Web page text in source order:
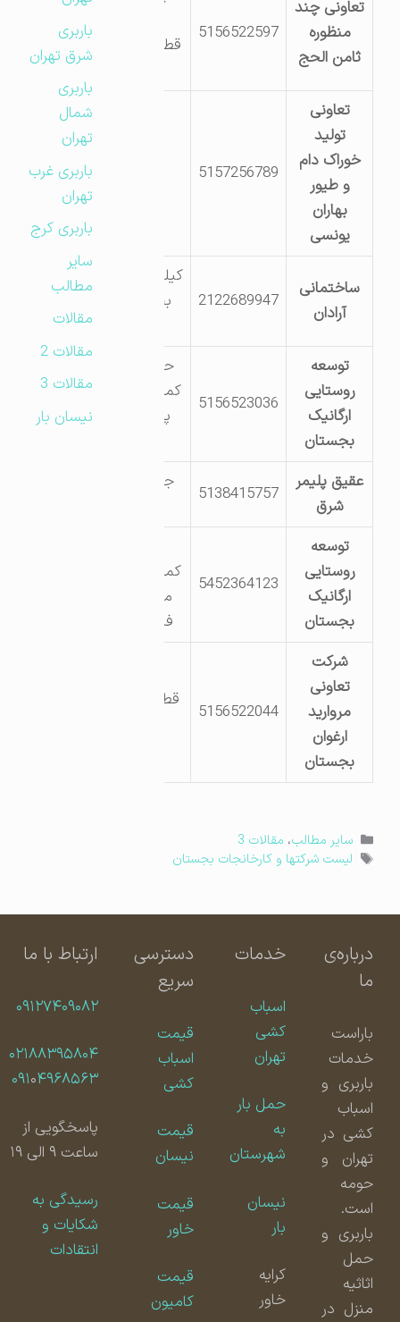
تعاونی چند
منظوره
ثامن الحج
5156522597
تعاونی
تولید
خوراک دام
و طیور
بهاران
یونسی
5157256789
ساختمانی
آرادان
2122689947
بجستان به
توسعه
روستایی
ارگانیک
بجستان
5156523036
حاشیه جاده
کمربندی جنب
پمپ بنزین
عقیق پلیمر
شرق
5138415757
جنب شهرک
توسعه
روستایی
ارگانیک
بجستان
5452364123
کمربندی جنب
مرکز معاینه
فنی حیدری
شرکت
تعاونی
مروارید
ارغوان
بجستان
5156522044
دسته‌ها
سایر مطالب،مقالات 3
برچسب‌ها
لیست شرکتها و کارخانجات بجستان
باربری
شرق تهران
باربری
شمال
تهران
باربری غرب
تهران
باربری کرج
مطالب
مقالات
مقالات 2
مقالات 3
نیسان بار
درباره‌ی
باراست
خدمات
باربری و
اسباب
کشی در
تهران و
حومه
است.
باربری و
حمل
اثاثیه
منزل در
خدمات
اسباب
کشی
تهران
حمل بار
شهرستان
نیسان
دسترسی
سریع
قیمت
اسباب
کشی
قیمت
نیسان
قیمت
قیمت
کامیون
ارتباط با ما
۰۹۱۲۷۴۰۹۰۸۲
۰۲۱۸۸۳۹۵۸۰۴
۰۹۱۰۴۹۶۸۵۶۳
پاسخگویی از
ساعت ۹ الی ۱۹
رسیدگی به
شکایات و
انتقادات